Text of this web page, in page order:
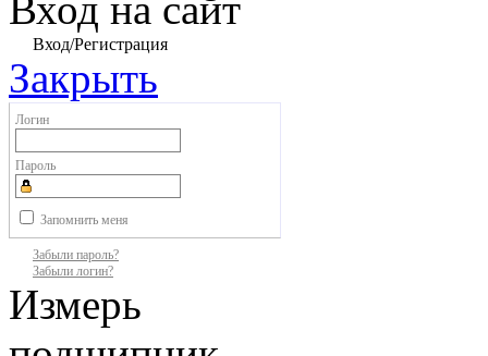
Вход/Регистрация
Закрыть
Логин
Пароль
Запомнить меня
Забыли пароль?
Забыли логин?
Измерь